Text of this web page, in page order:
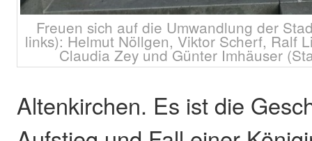
Freuen sich auf die Umwandlung der
links): Helmut Nöllgen, Viktor Scherf, Ralf
Claudia Zey und Günter Imhäuser
Altenkirchen. Es ist die